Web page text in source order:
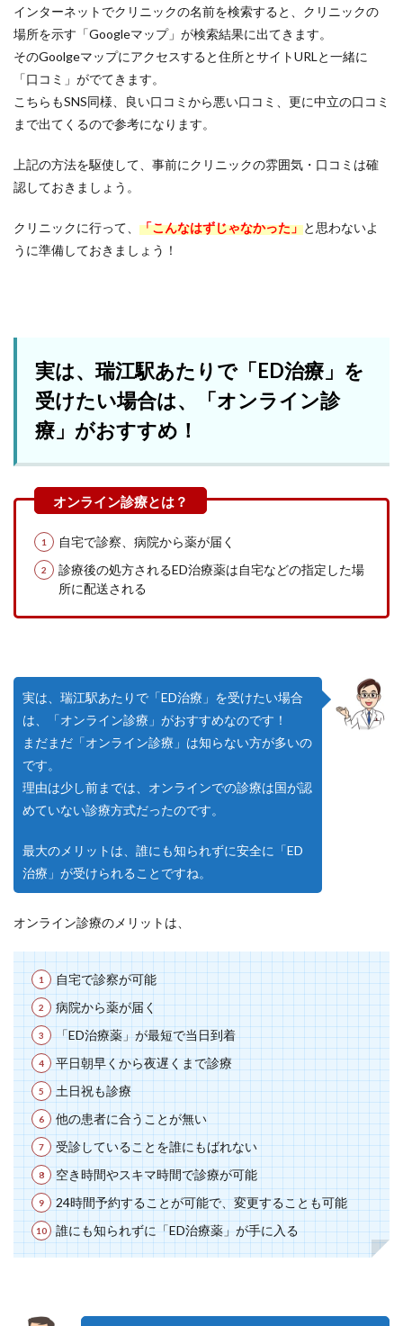
インターネットでクリニックの名前を検索すると、クリニックの
場所を示す「Googleマップ」が検索結果に出てきます。
そのGoolgeマップにアクセスすると住所とサイトURLと一緒に
「口コミ」がでてきます。
こちらもSNS同様、良い口コミから悪い口コミ、更に中立の口コミ
まで出てくるので参考になります。
上記の方法を駆使して、事前にクリニックの雰囲気・口コミは確
認しておきましょう。
クリニックに行って、 「こんなはずじゃなかった」と思わないよ
うに準備しておきましょう！
実は、瑞江駅あたりで「ED治療」を
受けたい場合は、「オンライン診
療」がおすすめ！
自宅で診察、病院から薬が届く
診療後の処方されるED治療薬は自宅などの指定した場
所に配送される
実は、瑞江駅あたりで「ED治療」を受けたい場合
は、「オンライン診療」がおすすめなのです！
まだまだ「オンライン診療」は知らない方が多いの
です。
理由は少し前までは、オンラインでの診療は国が認
めていない診療方式だったのです。
最大のメリットは、誰にも知られずに安全に「ED
治療」が受けられることですね。
オンライン診療のメリットは、
自宅で診察が可能
病院から薬が届く
「ED治療薬」が最短で当日到着
平日朝早くから夜遅くまで診療
土日祝も診療
他の患者に合うことが無い
受診していることを誰にもばれない
空き時間やスキマ時間で診療が可能
24時間予約することが可能で、変更することも可能
誰にも知られずに「ED治療薬」が手に入る